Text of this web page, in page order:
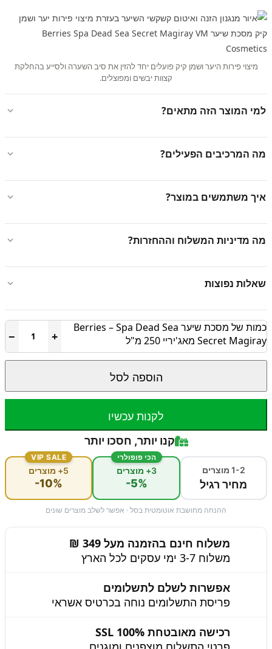
מיצוי פירות היער ושמן קיק פועלים יחד להזין את סיב השערה ולסייע בהחלקת
קצוות יבשים ומפוצלים.
למי המוצר הזה מתאים?
מה המרכיבים הפעילים?
איך משתמשים במוצר?
מה מדיניות המשלוח וההחזרות?
שאלות נפוצות
כמות של מסכת שיער Berries – Spa Dead Sea
Secret Magiray מאג'יריי 250 מ"ל
+
−
הוספה לסל
לקנות עכשיו
קנו יותר, חסכו יותר
1-2 מוצרים
מחיר רגיל
הכי פופולרי
3+ מוצרים
-5%
VIP SALE
5+ מוצרים
-10%
ההנחה מחושבת אוטומטית בסל · אפשר לשלב מוצרים שונים
משלוח חינם בהזמנה מעל 349 ₪
משלוח 3-7 ימי עסקים לכל הארץ
אפשרות לשלם לתשלומים
פריסת התשלומים נוחה בכרטיס אשראי
רכישה מאובטחת 100% SSL